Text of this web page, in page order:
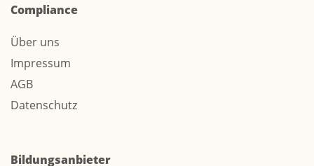
Compliance
Über uns
Impressum
AGB
Datenschutz
Bildungsanbieter